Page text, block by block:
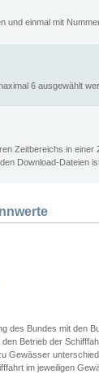
und einmal mit
6 ausgewählt
Zeitbereichs in
Download-Dateien
des Bundes mit den
Betrieb der
Gewässer
im jeweiligen